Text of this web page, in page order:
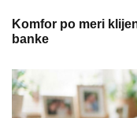
Komfor po meri
banke